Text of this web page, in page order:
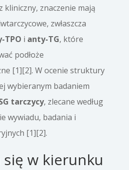
kliniczny, znaczenie mają
zwłaszcza
TPO i anty-TG, które
podłoże
[1][2]. W ocenie struktury
wybieranym badaniem
tarczycy, zlecane według
wywiadu, badania i
[1][2].
się w kierunku